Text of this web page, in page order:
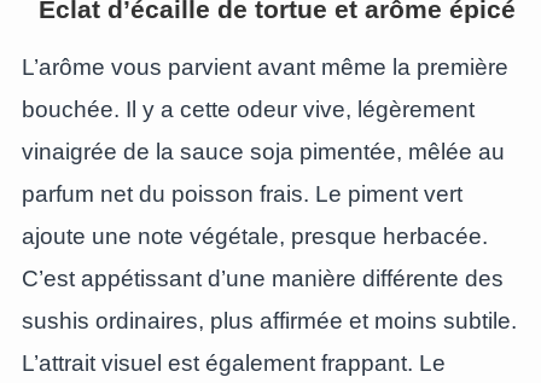
Éclat d’écaille de tortue et arôme épicé
L’arôme vous parvient avant même la première
bouchée. Il y a cette odeur vive, légèrement
vinaigrée de la sauce soja pimentée, mêlée au
parfum net du poisson frais. Le piment vert
ajoute une note végétale, presque herbacée.
C’est appétissant d’une manière différente des
sushis ordinaires, plus affirmée et moins subtile.
L’attrait visuel est également frappant. Le